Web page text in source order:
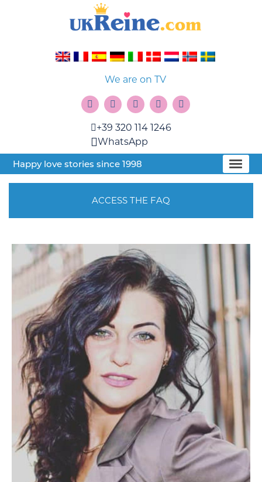
We are on TV
+39 320 114 1246
WhatsApp
Happy love stories since 1998
ACCESS THE FAQ